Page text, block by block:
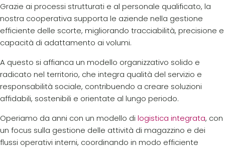
Grazie ai processi strutturati e al personale qualificato, la
nostra cooperativa supporta le aziende nella gestione
efficiente delle scorte, migliorando tracciabilità, precisione e
capacità di adattamento ai volumi.
A questo si affianca un modello organizzativo solido e
radicato nel territorio, che integra qualità del servizio e
responsabilità sociale, contribuendo a creare soluzioni
affidabili, sostenibili e orientate al lungo periodo.
Operiamo da anni con un modello di logistica integrata, con
un focus sulla gestione delle attività di magazzino e dei
flussi operativi interni, coordinando in modo efficiente